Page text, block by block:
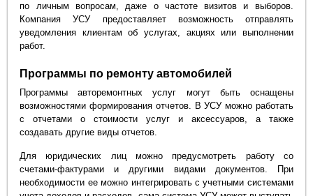
по личным вопросам, даже о частоте визитов и выборов.
Компания УСУ предоставляет возможность отправлять
уведомления клиентам об услугах, акциях или выполнении
работ.
Программы по ремонту автомобилей
Программы авторемонтных услуг могут быть оснащены
возможностями формирования отчетов. В УСУ можно работать
с отчетами о стоимости услуг и аксессуаров, а также
создавать другие виды отчетов.
Для юридических лиц можно предусмотреть работу со
счетами-фактурами и другими видами документов. При
необходимости ее можно интегрировать с учетными системами